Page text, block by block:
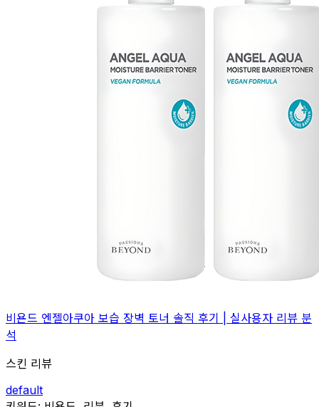
비욘드 엔젤아쿠아 보습 장벽 토너 솔직 후기 | 실사용자 리뷰 분
석
스킨 리뷰
default